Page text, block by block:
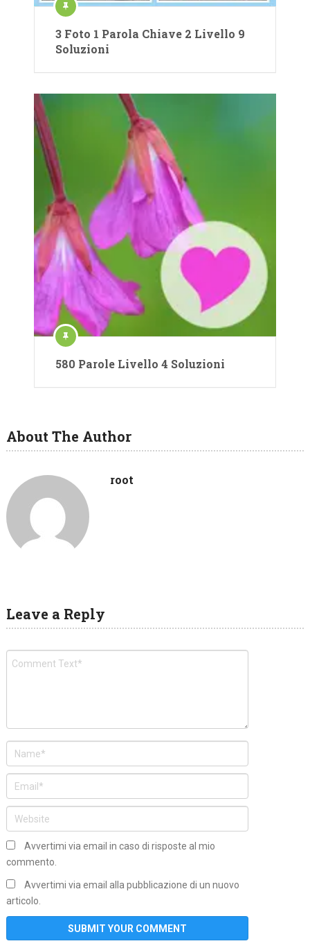
3 Foto 1 Parola Chiave 2 Livello 9
Soluzioni
580 Parole Livello 4 Soluzioni
About The Author
root
Leave a Reply
Avvertimi via email in caso di risposte al mio
commento.
Avvertimi via email alla pubblicazione di un nuovo
articolo.